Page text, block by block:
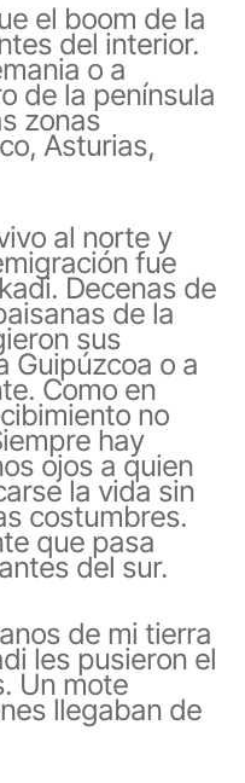
el boom de la
del interior.
o a
de la península
zonas
Asturias,
al norte y
fue
Decenas de
de la
sus
Guipúzcoa o a
Como en
no
hay
ojos a quien
la vida sin
costumbres.
que pasa
del sur.
de mi tierra
les pusieron el
Un mote
llegaban de